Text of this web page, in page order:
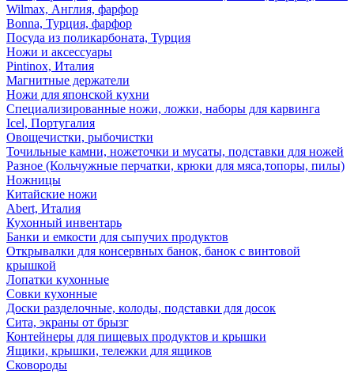
Wilmax, Англия, фарфор
Bonna, Турция, фарфор
Посуда из поликарбоната, Турция
Ножи и аксессуары
Pintinox, Италия
Магнитные держатели
Ножи для японской кухни
Специализированные ножи, ложки, наборы для карвинга
Icel, Португалия
Овощечистки, рыбочистки
Точильные камни, ножеточки и мусаты, подставки для ножей
Разное (Кольчужные перчатки, крюки для мяса,топоры, пилы)
Ножницы
Китайские ножи
Abert, Италия
Кухонный инвентарь
Банки и емкости для сыпучих продуктов
Открывалки для консервных банок, банок с винтовой
крышкой
Лопатки кухонные
Совки кухонные
Доски разделочные, колоды, подставки для досок
Сита, экраны от брызг
Контейнеры для пищевых продуктов и крышки
Ящики, крышки, тележки для ящиков
Сковороды